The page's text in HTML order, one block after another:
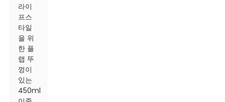
라이
프스
타일
을 위
한 플
랩 뚜
껑이
있는
450ml